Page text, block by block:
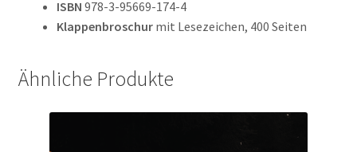
ISBN 978-3-95669-174-4
Klappenbroschur mit Lesezeichen, 400 Seiten
Ähnliche Produkte